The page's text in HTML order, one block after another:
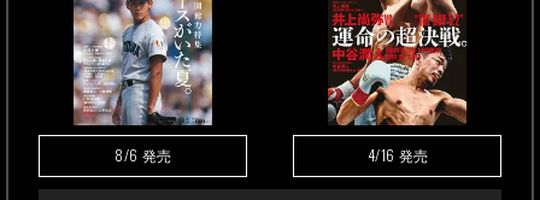
8/6 発売 4/16 発売